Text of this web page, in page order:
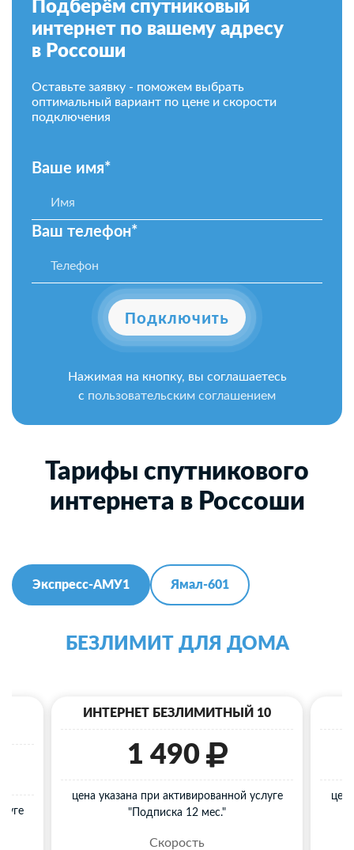
Подберём спутниковый
интернет по вашему адресу
в Россоши
Оставьте заявку - поможем выбрать
оптимальный вариант по цене и скорости
подключения
Ваше имя*
Ваш телефон*
Подключить
Нажимая на кнопку, вы соглашаетесь
с пользовательским соглашением
Тарифы спутникового
интернета в Россоши
Экспресс-АМУ1 Ямал-601
БЕЗЛИМИТ ДЛЯ ДОМА
ИНТЕРНЕТ БЕЗЛИМИТНЫЙ 10
1 490
цена указана при активированной услуге
"Подписка 12 мес."
Скорость